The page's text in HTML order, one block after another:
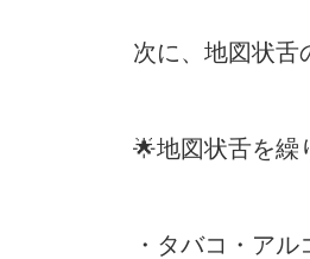
次に、地図状舌
🌟地図状舌を繰
・タバコ・アル